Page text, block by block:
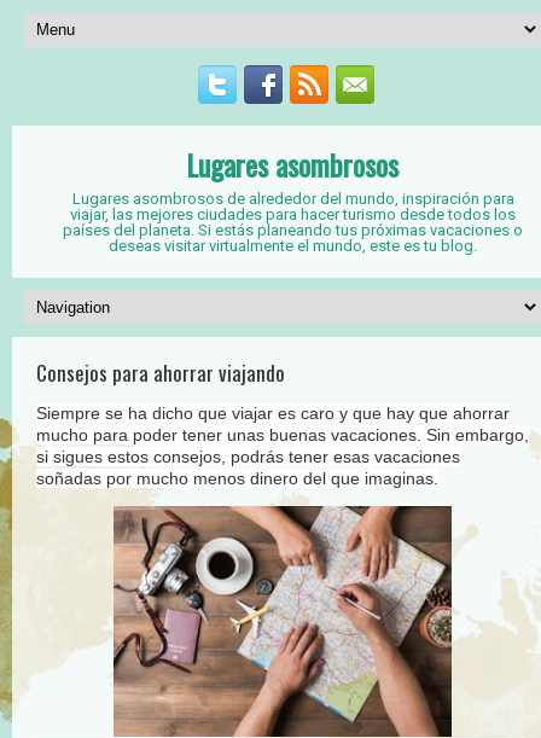
Lugares asombrosos
Lugares asombrosos de alrededor del mundo, inspiración para
viajar, las mejores ciudades para hacer turismo desde todos los
países del planeta. Si estás planeando tus próximas vacaciones o
deseas visitar virtualmente el mundo, este es tu blog.
Consejos para ahorrar viajando
Siempre se ha dicho que viajar es caro y que hay que ahorrar
mucho para poder tener unas buenas vacaciones. Sin embargo,
si sigues estos consejos, podrás tener esas vacaciones
soñadas por mucho menos dinero del que imaginas.